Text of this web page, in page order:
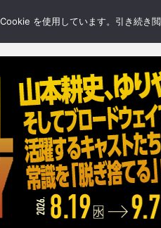
BLOGS FEATURE
を使用しています。引き続き